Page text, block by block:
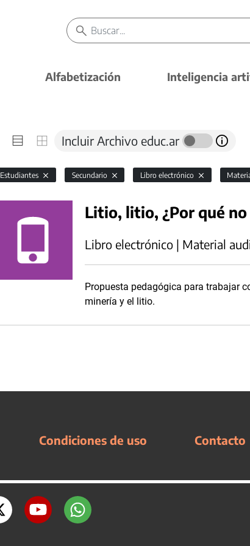
Alfabetización Inteligencia
Incluir Archivo educ.ar
Estudiantes Secundario Libro electrónico
Litio, litio, ¿Por qué
Libro electrónico | Material
Propuesta pedagógica para trabajar
minería y el litio.
Condiciones de uso Contacto